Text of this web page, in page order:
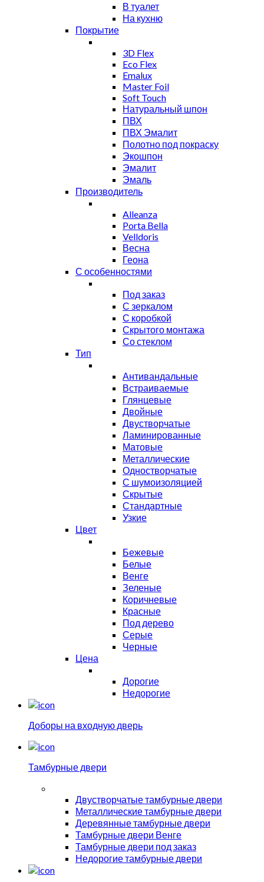
В туалет
На кухню
Покрытие
3D Flex
Eco Flex
Emalux
Master Foil
Soft Touch
Натуральный шпон
ПВХ
ПВХ Эмалит
Полотно под покраску
Экошпон
Эмалит
Эмаль
Производитель
Alleanza
Porta Bella
Velldoris
Весна
Геона
С особенностями
Под заказ
С зеркалом
С коробкой
Скрытого монтажа
Со стеклом
Тип
Антивандальные
Встраиваемые
Глянцевые
Двойные
Двустворчатые
Ламинированные
Матовые
Металлические
Одностворчатые
С шумоизоляцией
Скрытые
Стандартные
Узкие
Цвет
Бежевые
Белые
Венге
Зеленые
Коричневые
Красные
Под дерево
Серые
Черные
Цена
Дорогие
Недорогие
Доборы на входную дверь
Тамбурные двери
Двустворчатые тамбурные двери
Металлические тамбурные двери
Деревянные тамбурные двери
Тамбурные двери Венге
Тамбурные двери под заказ
Недорогие тамбурные двери